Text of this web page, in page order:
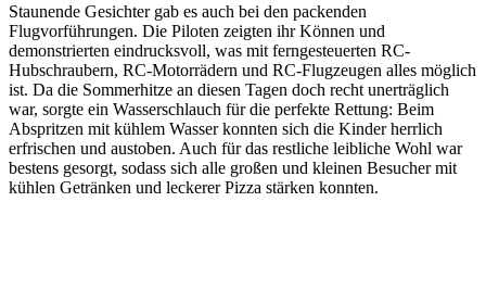
Staunende Gesichter gab es auch bei den packenden
Flugvorführungen. Die Piloten zeigten ihr Können und
demonstrierten eindrucksvoll, was mit ferngesteuerten RC-
Hubschraubern, RC-Motorrädern und RC-Flugzeugen alles möglich
ist. Da die Sommerhitze an diesen Tagen doch recht unerträglich
war, sorgte ein Wasserschlauch für die perfekte Rettung: Beim
Abspritzen mit kühlem Wasser konnten sich die Kinder herrlich
erfrischen und austoben. Auch für das restliche leibliche Wohl war
bestens gesorgt, sodass sich alle großen und kleinen Besucher mit
kühlen Getränken und leckerer Pizza stärken konnten.